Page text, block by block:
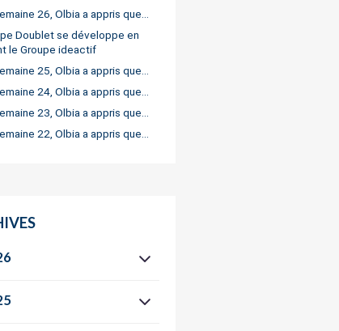
26, Olbia a appris que…
Doublet se développe en
le Groupe ideactif
25, Olbia a appris que…
24, Olbia a appris que…
23, Olbia a appris que…
22, Olbia a appris que…